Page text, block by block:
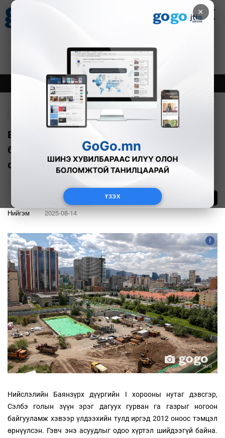
×
ҮЗЭХ
Зурхай
8.08
Онцлох Шинэ
Б.Мөнхжаргал: Барилга барих зовлон
болсон, дотоодын хөрөнгө
оруулагчдын үйлийг үзэж байна
Нийгэм 2025-08-14
Нийслэлийн Баянзүрх дүүргийн I хорооны нутаг дэвсгэр,
Сэлбэ голын зүүн эрэг дагуух гурван га газрыг ногоон
байгууламж хэвээр үлдээхийн тулд иргэд 2012 оноос тэмцэл
өрнүүлсэн. Гэвч энэ асуудлыг одоо хүртэл шийдээгүй байна.